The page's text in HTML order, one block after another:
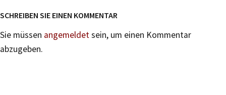
SCHREIBEN SIE EINEN KOMMENTAR
Sie müssen angemeldetsein, um einen Kommentar
abzugeben.